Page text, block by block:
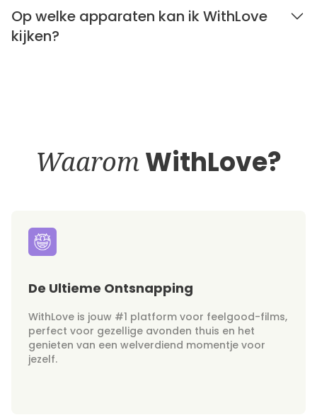
Op welke apparaten kan ik WithLove
kijken?
WaaromWithLove?
De Ultieme Ontsnapping
WithLove is jouw #1 platform voor feelgood-films,
perfect voor gezellige avonden thuis en het
genieten van een welverdiend momentje voor
jezelf.